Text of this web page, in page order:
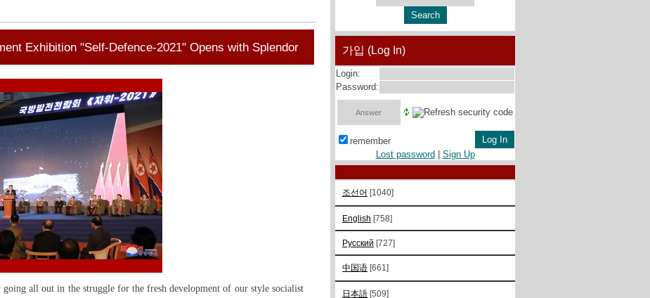
Exhibition "Self-Defence-2021" Opens with Splendor
going all out in the struggle for the fresh development of our style socialist
가입 (Log In)
Login:
Password:
remember
Lost password
Sign Up
조선어 [1040]
English [758]
Русский [727]
中国语 [661]
日本語 [509]